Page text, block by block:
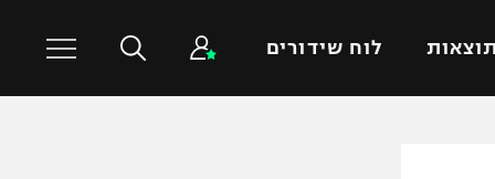
תוצאות לוח שידורים